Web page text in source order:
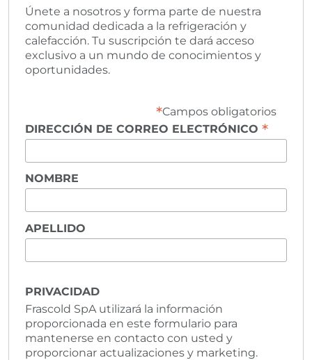
Únete a nosotros y forma parte de nuestra
comunidad dedicada a la refrigeración y
calefacción. Tu suscripción te dará acceso
exclusivo a un mundo de conocimientos y
oportunidades.
*Campos obligatorios
DIRECCIÓN DE CORREO ELECTRÓNICO *
NOMBRE
APELLIDO
PRIVACIDAD
Frascold SpA utilizará la información
proporcionada en este formulario para
mantenerse en contacto con usted y
proporcionar actualizaciones y marketing.